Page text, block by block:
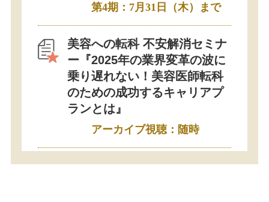
第4期：7月31日（木）まで
美容への転科 不安解消セミナ
ー『2025年の業界変革の波に
乗り遅れない！美容医師転科
のための成功するキャリアプ
ランとは』
アーカイブ視聴：随時